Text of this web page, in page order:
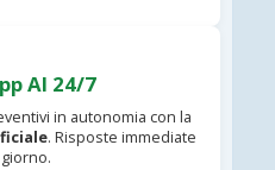
AI 24/7
in autonomia con la
. Risposte immediate